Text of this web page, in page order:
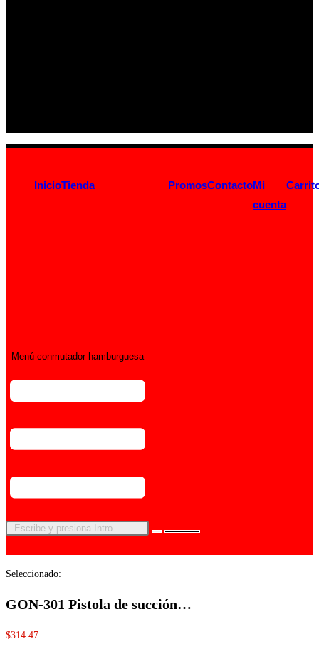
InicioTienda PromosContactoMi
cuenta
Menú conmutador hamburguesa
Seleccionado:
GON-301 Pistola de succión…
$314.47